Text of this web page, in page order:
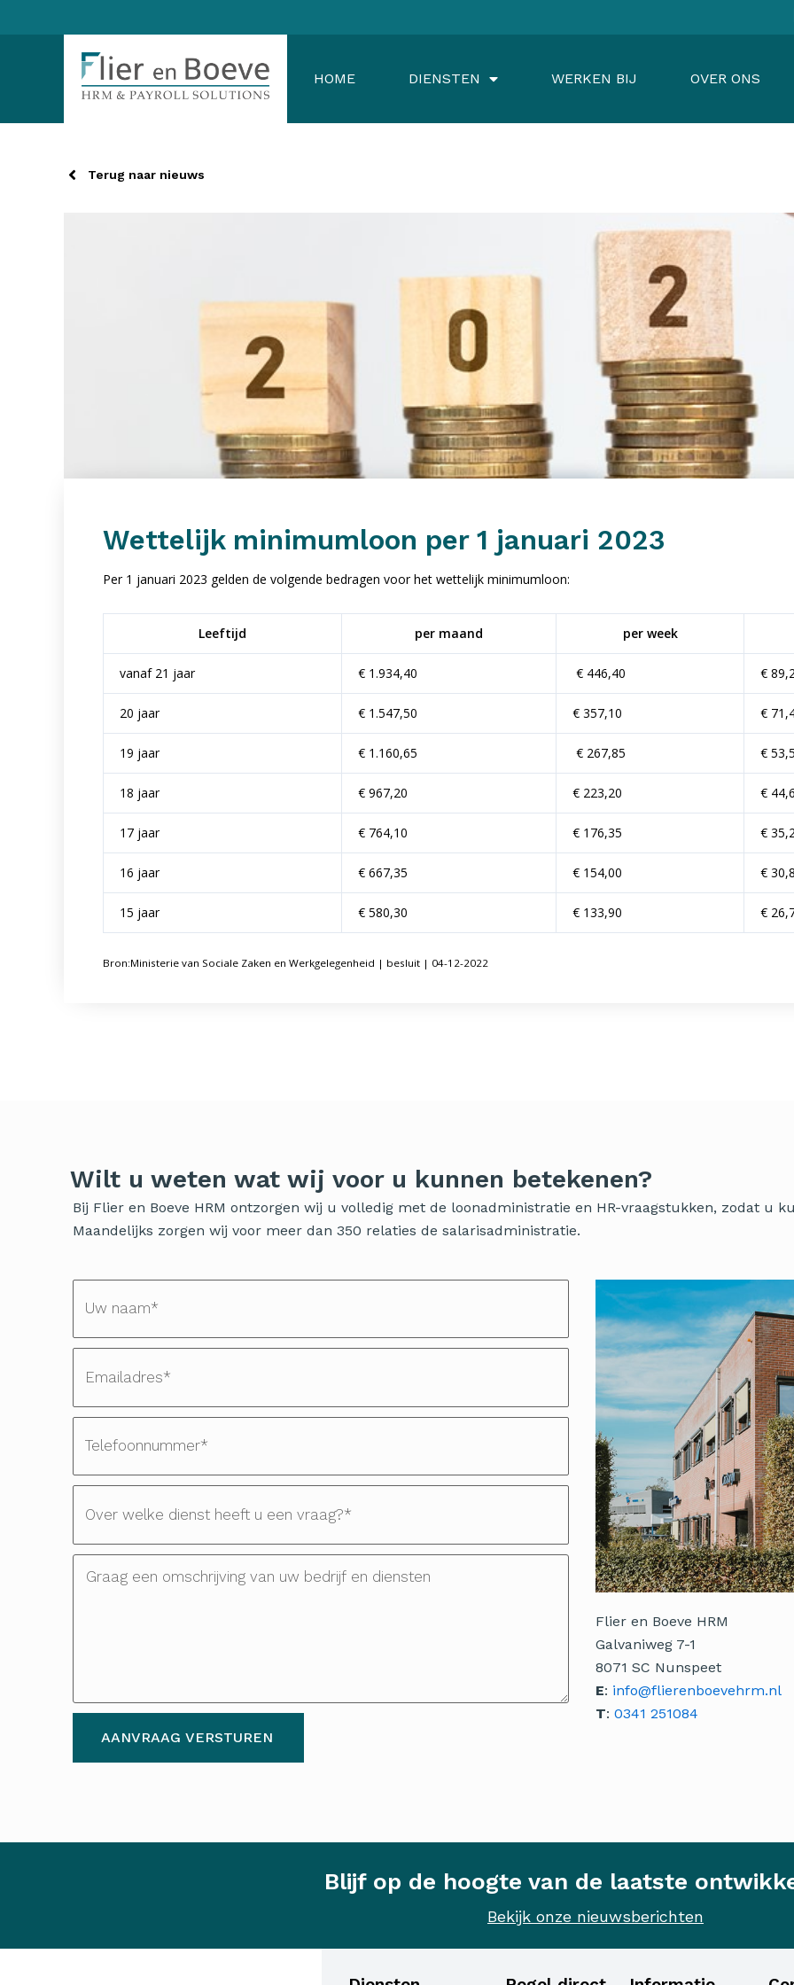
HOME DIENSTEN WERKEN BIJ OVER ONS
Terug naar nieuws
Wettelijk minimumloon per 1 januari 2023
Per 1 januari 2023 gelden de volgende bedragen voor het wettelijk minimumloon:
Leeftijd per maand per week
vanaf 21 jaar € 1.934,40 € 446,40 €
20 jaar € 1.547,50 € 357,10 €
19 jaar € 1.160,65 € 267,85 €
18 jaar € 967,20 € 223,20 €
17 jaar € 764,10 € 176,35 €
16 jaar € 667,35 € 154,00 €
15 jaar € 580,30 € 133,90 €
Bron:Ministerie van Sociale Zaken en Werkgelegenheid | besluit | 04-12-2022
Wilt u weten wat wij voor u kunnen betekenen?
Bij Flier en Boeve HRM ontzorgen wij u volledig met de loonadministratie en HR-vraagstukken, zodat u
Maandelijks zorgen wij voor meer dan 350 relaties de salarisadministratie.
AANVRAAG VERSTUREN
Flier en Boeve HRM
Galvaniweg 7-1
8071 SC Nunspeet
E: info@flierenboevehrm.nl
T: 0341 251084
Blijf op de hoogte van de laatste
Bekijk onze nieuwsberichten